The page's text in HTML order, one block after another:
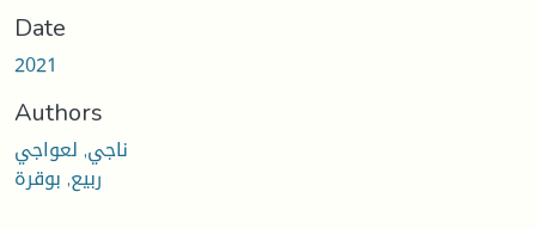
Date
2021
Authors
ناجي, لعواجي
ربيع, بوقرة